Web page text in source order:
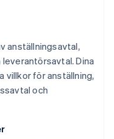
anställningsavtal,
Dina
villkor för anställning,
och